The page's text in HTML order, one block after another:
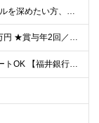
【インフラ・基盤領域でスキルを深めたい方、大歓迎！】 ◆学歴不問 ◆以下いずれかの経験がある方（年数不問） ・OA基盤の構築・運用・保守 ・ネットワーク設計・構築・運用 ・セキュリティ設計・運用・監
★想定年収：448万円～755万円 ★賞与年2回／前年度実績：4ヶ月分 月給28万～47万2000円＋賞与年2回＋各種手当 ※経験・能力を考慮の上、決定いたします。 ※残業手当は残業時間に応じて別
★マイカー通勤OK！ ★リモートOK 【福井銀行 本店ビル】 福井県福井市順化1-1-1 福井駅前通りの大名町交差点目の前に「人や時間を紡ぐ」事をコンセプトに新たに本店ビルを構えております。 ※